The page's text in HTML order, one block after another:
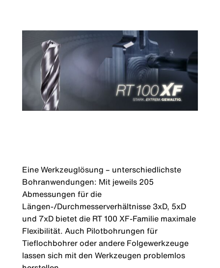
Eine Werkzeuglösung – unterschiedlichste
Bohranwendungen: Mit jeweils 205
Abmessungen für die
Längen-/Durchmesserverhältnisse 3xD, 5xD
und 7xD bietet die RT 100 XF-Familie maximale
Flexibilität. Auch Pilotbohrungen für
Tieflochbohrer oder andere Folgewerkzeuge
lassen sich mit den Werkzeugen problemlos